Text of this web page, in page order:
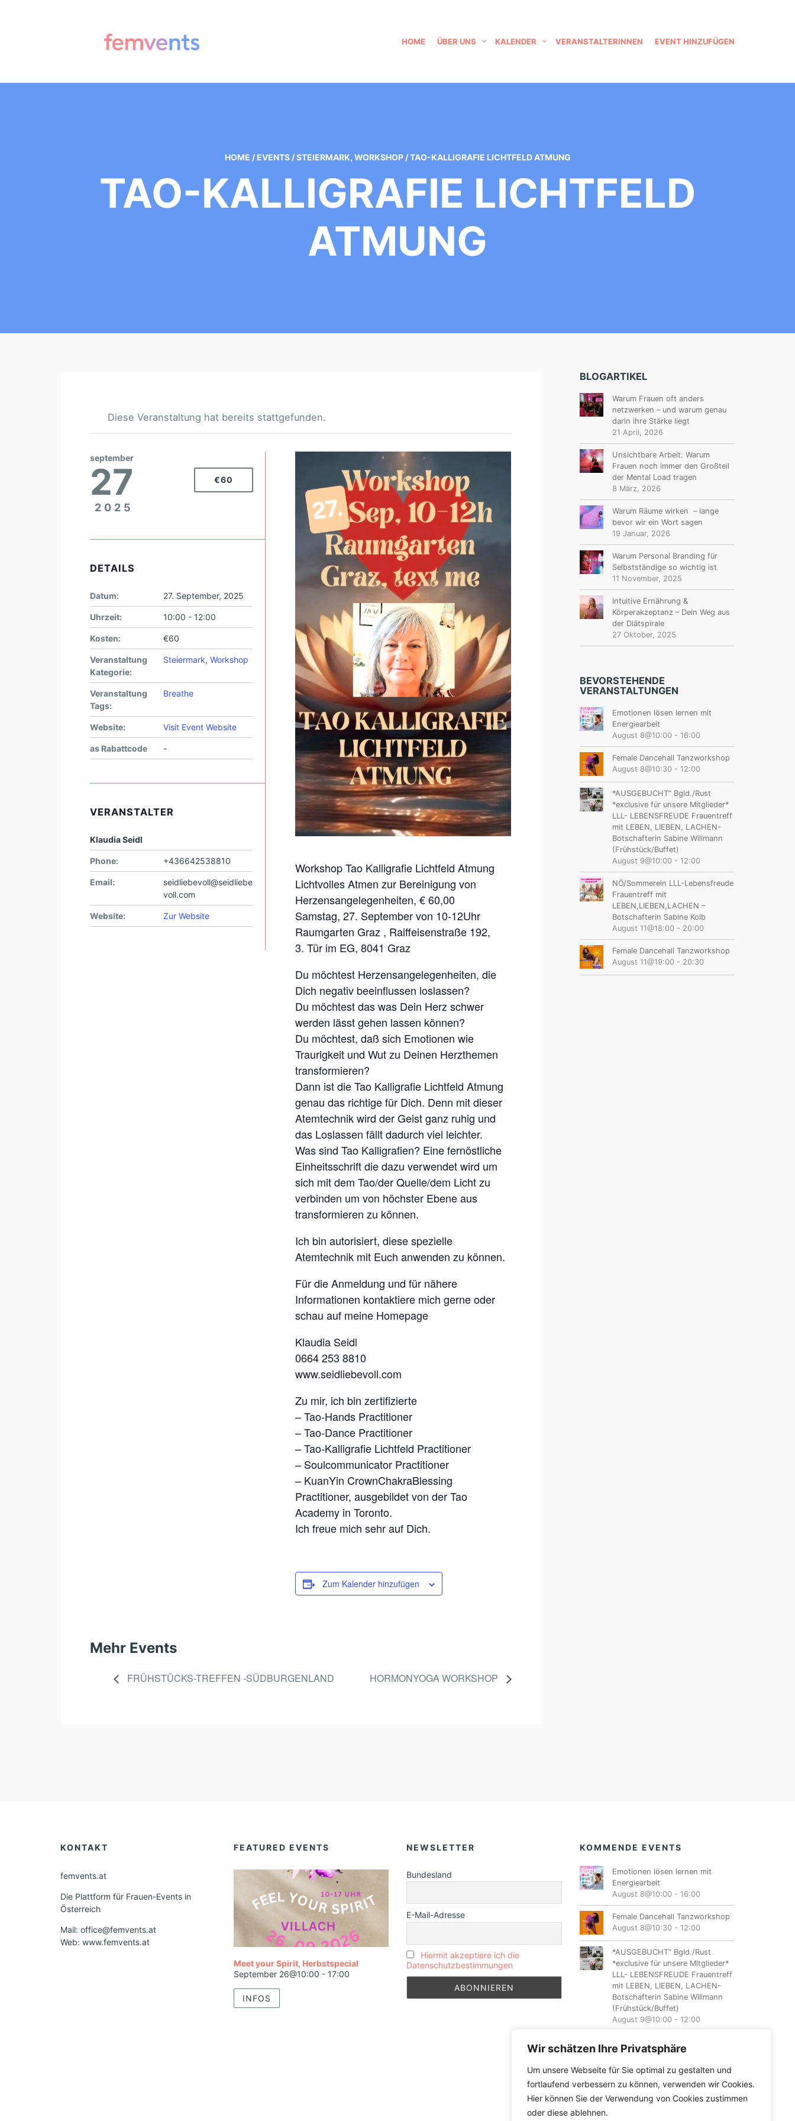
Wir schätzen Ihre Privatsphäre
Um unsere Webseite für Sie optimal zu gestalten und
fortlaufend verbessern zu können, verwenden wir Cookies.
Hier können Sie der Verwendung von Cookies zustimmen
oder diese ablehnen.
HOME ÜBER UNS KALENDER VERANSTALTERINNEN EVENT HINZUFÜGEN
HOME / EVENTS / STEIERMARK, WORKSHOP / TAO-KALLIGRAFIE LICHTFELD ATMUNG
TAO-KALLIGRAFIE LICHTFELD
ATMUNG
Diese Veranstaltung hat bereits stattgefunden.
O
L
G
R
A
F
I
E
L
I
C
H
T
F
E
D
A
T
M
U
N
G
Workshop Tao Kalligrafie Lichtfeld Atmung
Lichtvolles Atmen zur Bereinigung von
Herzensangelegenheiten, € 60,00
Samstag, 27. September von 10-12Uhr
Raumgarten Graz , Raiffeisenstraße 192,
3. Tür im EG, 8041 Graz
Du möchtest Herzensangelegenheiten, die
Dich negativ beeinflussen loslassen?
Du möchtest das was Dein Herz schwer
werden lässt gehen lassen können?
Du möchtest, daß sich Emotionen wie
Traurigkeit und Wut zu Deinen Herzthemen
transformieren?
Dann ist die Tao Kalligrafie Lichtfeld Atmung
genau das richtige für Dich. Denn mit dieser
Atemtechnik wird der Geist ganz ruhig und
das Loslassen fällt dadurch viel leichter.
Was sind Tao Kalligrafien? Eine fernöstliche
Einheitsschrift die dazu verwendet wird um
sich mit dem Tao/der Quelle/dem Licht zu
verbinden um von höchster Ebene aus
transformieren zu können.
Ich bin autorisiert, diese spezielle
Atemtechnik mit Euch anwenden zu können.
Für die Anmeldung und für nähere
Informationen kontaktiere mich gerne oder
schau auf meine Homepage
Klaudia Seidl
0664 253 8810
www.seidliebevoll.com
Zu mir, ich bin zertifizierte
– Tao-Hands Practitioner
– Tao-Dance Practitioner
– Tao-Kalligrafie Lichtfeld Practitioner
– Soulcommunicator Practitioner
– KuanYin CrownChakraBlessing
Practitioner, ausgebildet von der Tao
Academy in Toronto.
Ich freue mich sehr auf Dich.
Zum Kalender hinzufügen
september
27
2025
€60
DETAILS
Datum: 27. September, 2025
Uhrzeit: 10:00 - 12:00
Kosten: €60
Veranstaltung
Kategorie:
Steiermark, Workshop
Veranstaltung
Tags:
Breathe
Website: Visit Event Website
as Rabattcode -
VERANSTALTER
Klaudia Seidl
Phone: +436642538810
Email:
seidliebevoll@seidliebe
voll.com
Website: Zur Website
Mehr Events
FRÜHSTÜCKS-TREFFEN -SÜDBURGENLAND HORMONYOGA WORKSHOP
BLOGARTIKEL
Warum Frauen oft anders
netzwerken – und warum genau
darin ihre Stärke liegt
21 April, 2026
Unsichtbare Arbeit: Warum
Frauen noch immer den Großteil
der Mental Load tragen
8 März, 2026
Warum Räume wirken – lange
bevor wir ein Wort sagen
19 Januar, 2026
Warum Personal Branding für
Selbstständige so wichtig ist
11 November, 2025
Intuitive Ernährung &
Körperakzeptanz – Dein Weg aus
der Diätspirale
27 Oktober, 2025
BEVORSTEHENDE
VERANSTALTUNGEN
Emotionen lösen lernen mit
Energiearbeit
August 8@10:00- 16:00
Female Dancehall Tanzworkshop
August 8@10:30- 12:00
*AUSGEBUCHT“ Bgld./Rust
*exclusive für unsere Mitglieder*
LLL- LEBENSFREUDE Frauentreff
mit LEBEN, LIEBEN, LACHEN-
Botschafterin Sabine Willmann
(Frühstück/Buffet)
August 9@10:00- 12:00
NÖ/Sommerein LLL-Lebensfreude
Frauentreff mit
LEBEN,LIEBEN,LACHEN –
Botschafterin Sabine Kolb
August 11@18:00- 20:00
Female Dancehall Tanzworkshop
August 11@19:00- 20:30
KONTAKT
femvents.at
Die Plattform für Frauen-Events in
Österreich
Mail: office@femvents.at
Web: www.femvents.at
FEATURED EVENTS
Meet your Spirit, Herbstspecial
September 26@10:00 - 17:00
INFOS
NEWSLETTER
Bundesland
E-Mail-Adresse
Hiermit akzeptiere ich die
Datenschutzbestimmungen
KOMMENDE EVENTS
Emotionen lösen lernen mit
Energiearbeit
August 8@10:00- 16:00
Female Dancehall Tanzworkshop
August 8@10:30- 12:00
*AUSGEBUCHT“ Bgld./Rust
*exclusive für unsere Mitglieder*
LLL- LEBENSFREUDE Frauentreff
mit LEBEN, LIEBEN, LACHEN-
Botschafterin Sabine Willmann
(Frühstück/Buffet)
August 9@10:00- 12:00
Frauentreff mit
Botschafterin Sabine Kolb
August 11@18:00 -20:00